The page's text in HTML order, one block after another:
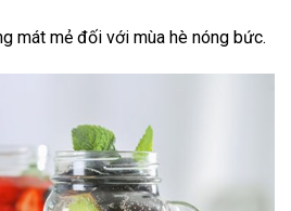
mát mẻ đối với mùa hè nóng bức.